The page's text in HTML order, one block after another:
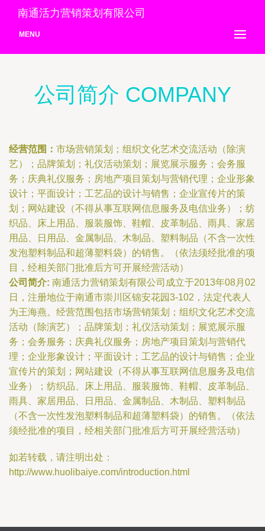
南通活力营销策划有限公司
MENU
公司简介 COMPANY
经营范围： 市场营销策划；组织文化艺术交流活动（除演
艺）；品牌策划；礼仪活动策划；展览展示服务；会务服
务；庆典礼仪服务；房地产项目策划与营销代理；企业形象
设计；平面设计；工艺品的设计与销售；企业宣传片的策
划；网站建设（不得从事互联网信息服务及电信业务）；纺
织品、床上用品、服装服饰、鞋帽、皮革制品、雨具、家居
用品、日用品、金属制品、木制品、塑料制品（不含一次性
发泡塑料制品和超薄塑料袋）的销售。（依法须经批准的项
目，经相关部门批准后方可开展经营活动）
公司简介: 南通活力营销策划有限公司成立于2013年08月02
日，注册地位于南通市崇川区锦安花园3-102，法定代表人
为王海燕。经营范围包括市场营销策划；组织文化艺术交流
活动（除演艺）；品牌策划；礼仪活动策划；展览展示服
务；会务服务；庆典礼仪服务；房地产项目策划与营销代
理；企业形象设计；平面设计；工艺品的设计与销售；企业
宣传片的策划；网站建设（不得从事互联网信息服务及电信
业务）；纺织品、床上用品、服装服饰、鞋帽、皮革制品、
雨具、家居用品、日用品、金属制品、木制品、塑料制品
（不含一次性发泡塑料制品和超薄塑料袋）的销售。（依法
须经批准的项目，经相关部门批准后方可开展经营活动）
如若转载，请注明出处：
http://www.huolibaiye.com/introduction.html